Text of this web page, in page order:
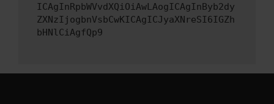
ICAgInRpbWVvdXQiOiAwLAogICAgInByb2dy
ZXNzIjogbnVsbCwKICAgICJyaXNreSI6IGZh
bHNlCiAgfQp9